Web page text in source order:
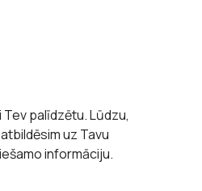
palīdzētu. Lūdzu,
uz Tavu
informāciju.